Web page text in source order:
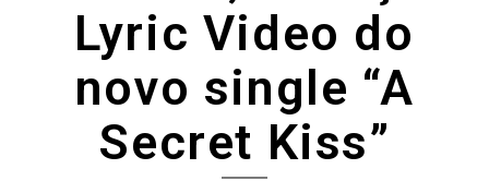
Lyric Video do
novo single “A
Secret Kiss”